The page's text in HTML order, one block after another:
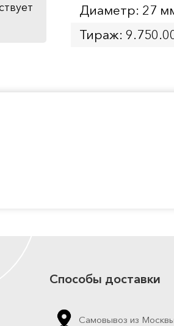
Диаметр: 27
Тираж:
Способы доставки
Самовывоз из